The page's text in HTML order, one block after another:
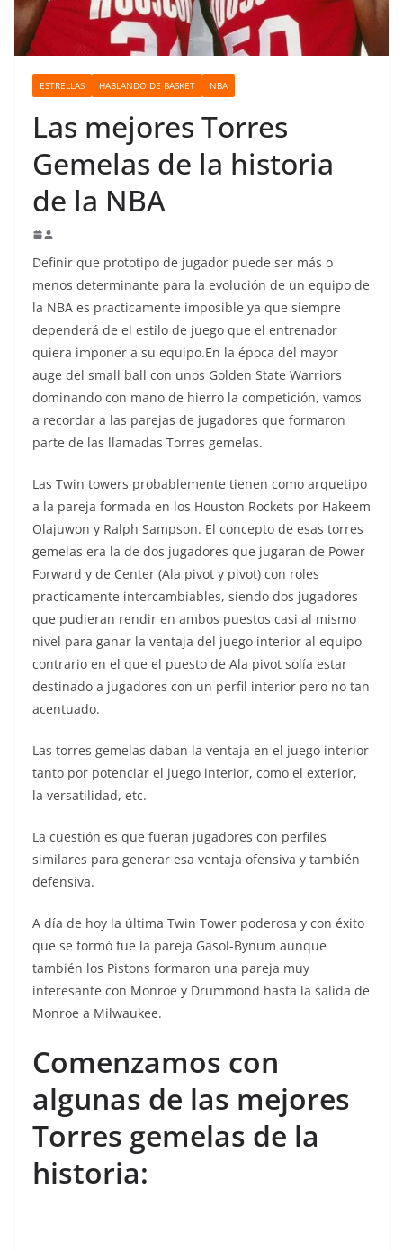
ESTRELLAS HABLANDO DE BASKET NBA
Las mejores Torres
Gemelas de la historia
de la NBA
Definir que prototipo de jugador puede ser más o
menos determinante para la evolución de un equipo de
la NBA es practicamente imposible ya que siempre
dependerá de el estilo de juego que el entrenador
quiera imponer a su equipo.En la época del mayor
auge del small ball con unos Golden State Warriors
dominando con mano de hierro la competición, vamos
a recordar a las parejas de jugadores que formaron
parte de las llamadas Torres gemelas.
Las Twin towers probablemente tienen como arquetipo
a la pareja formada en los Houston Rockets por Hakeem
Olajuwon y Ralph Sampson. El concepto de esas torres
gemelas era la de dos jugadores que jugaran de Power
Forward y de Center (Ala pivot y pivot) con roles
practicamente intercambiables, siendo dos jugadores
que pudieran rendir en ambos puestos casi al mismo
nivel para ganar la ventaja del juego interior al equipo
contrario en el que el puesto de Ala pivot solía estar
destinado a jugadores con un perfil interior pero no tan
acentuado.
Las torres gemelas daban la ventaja en el juego interior
tanto por potenciar el juego interior, como el exterior,
la versatilidad, etc.
La cuestión es que fueran jugadores con perfiles
similares para generar esa ventaja ofensiva y también
defensiva.
A día de hoy la última Twin Tower poderosa y con éxito
que se formó fue la pareja Gasol-Bynum aunque
también los Pistons formaron una pareja muy
interesante con Monroe y Drummond hasta la salida de
Monroe a Milwaukee.
Comenzamos con
algunas de las mejores
Torres gemelas de la
historia: